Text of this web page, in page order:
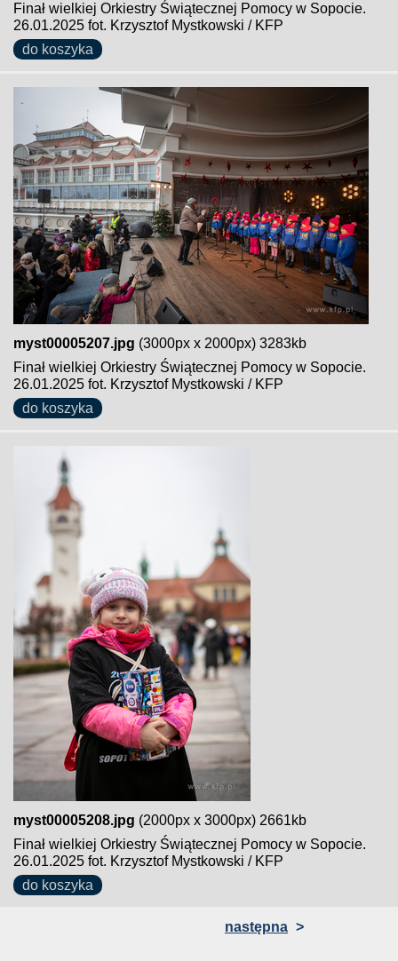
Finał wielkiej Orkiestry Świątecznej Pomocy w Sopocie.
26.01.2025 fot. Krzysztof Mystkowski / KFP
do koszyka
myst00005207.jpg (3000px x 2000px) 3283kb
Finał wielkiej Orkiestry Świątecznej Pomocy w Sopocie.
26.01.2025 fot. Krzysztof Mystkowski / KFP
do koszyka
myst00005208.jpg (2000px x 3000px) 2661kb
Finał wielkiej Orkiestry Świątecznej Pomocy w Sopocie.
26.01.2025 fot. Krzysztof Mystkowski / KFP
do koszyka
następna >